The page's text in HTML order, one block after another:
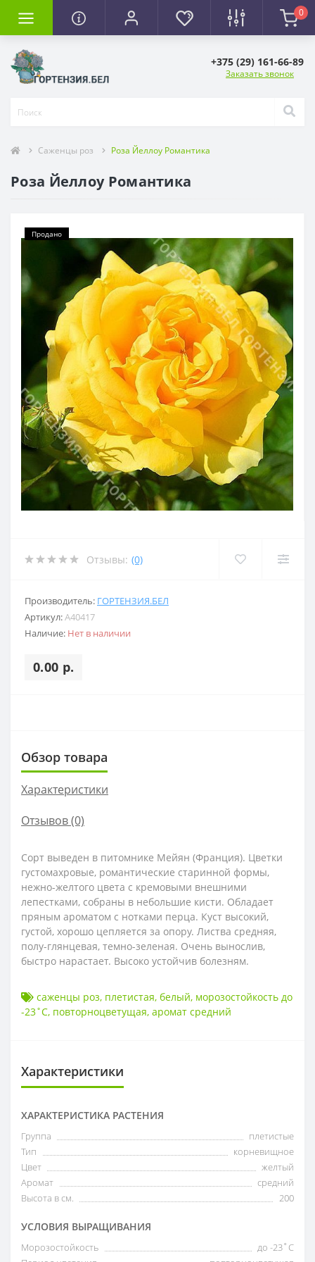
0
+375 (29) 161-66-89
Заказать звонок
Саженцы роз Роза Йеллоу Романтика
Роза Йеллоу Романтика
Продано
Отзывы: (0)
Производитель: ГОРТЕНЗИЯ.БЕЛ
Артикул:A40417
Наличие: Нет в наличии
0.00 р.
Обзор товара
Характеристики
Отзывов (0)
Сорт выведен в питомнике Мейян (Франция). Цветки
густомахровые, романтические старинной формы,
нежно-желтого цвета с кремовыми внешними
лепестками, собраны в небольшие кисти. Обладает
пряным ароматом с нотками перца. Куст высокий,
густой, хорошо цепляется за опору. Листва средняя,
полу-глянцевая, темно-зеленая. Очень вынослив,
быстро нарастает. Высоко устойчив болезням.
саженцы роз, плетистая, белый, морозостойкость до
-23˚С, повторноцветущая, аромат средний
Характеристики
ХАРАКТЕРИСТИКА РАСТЕНИЯ
Группа
плетистые
Тип
корневищное
Цвет
желтый
Аромат
средний
Высота в см.
200
УСЛОВИЯ ВЫРАЩИВАНИЯ
Морозостойкость
до -23˚С